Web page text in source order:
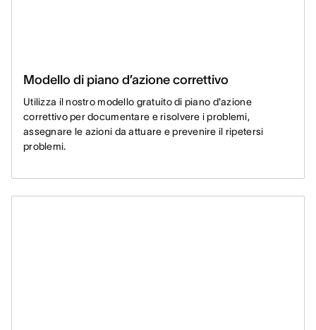
Modello di piano d’azione correttivo
Utilizza il nostro modello gratuito di piano d'azione
correttivo per documentare e risolvere i problemi,
assegnare le azioni da attuare e prevenire il ripetersi
problemi.